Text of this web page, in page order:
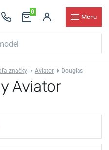
0
Menu
značky Aviator Douglas
Aviator